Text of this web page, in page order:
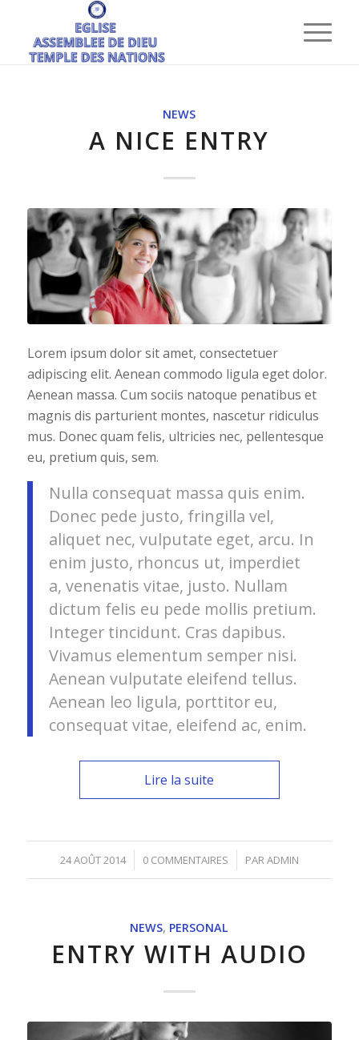
NEWS
A NICE ENTRY
Lorem ipsum dolor sit amet, consectetuer
adipiscing elit. Aenean commodo ligula eget dolor.
Aenean massa. Cum sociis natoque penatibus et
magnis dis parturient montes, nascetur ridiculus
mus. Donec quam felis, ultricies nec, pellentesque
eu, pretium quis, sem.
Nulla consequat massa quis enim.
Donec pede justo, fringilla vel,
aliquet nec, vulputate eget, arcu. In
enim justo, rhoncus ut, imperdiet
a, venenatis vitae, justo. Nullam
dictum felis eu pede mollis pretium.
Integer tincidunt. Cras dapibus.
Vivamus elementum semper nisi.
Aenean vulputate eleifend tellus.
Aenean leo ligula, porttitor eu,
consequat vitae, eleifend ac, enim.
Lire la suite
24 AOÛT 2014
/ 0 COMMENTAIRES
/ PARADMIN
NEWS, PERSONAL
ENTRY WITH AUDIO